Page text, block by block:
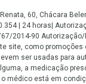
60, Chácara
| 24 horas|
2014-90 Autorização/
site, como promoções
ser usadas para
a medicação
médico está em